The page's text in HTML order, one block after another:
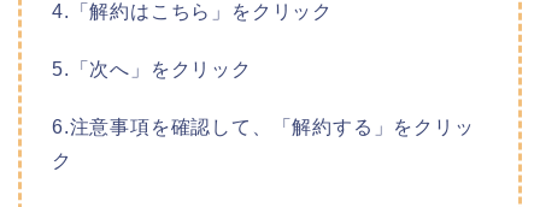
4.「解約はこちら」をクリック
5.「次へ」をクリック
6.注意事項を確認して、「解約する」をクリッ
ク